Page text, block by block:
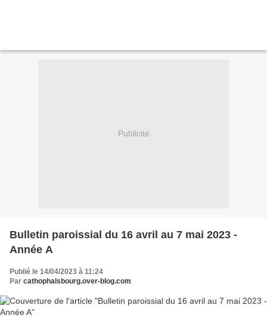
Publicité
Bulletin paroissial du 16 avril au 7 mai 2023 -
Année A
Publié le 14/04/2023 à 11:24
Par cathophalsbourg.over-blog.com